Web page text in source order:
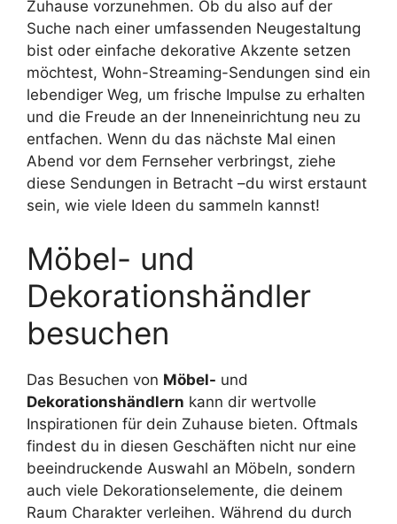
Zuhause vorzunehmen. Ob du also auf der
Suche nach einer umfassenden Neugestaltung
bist oder einfache dekorative Akzente setzen
möchtest, Wohn-Streaming-Sendungen sind ein
lebendiger Weg, um frische Impulse zu erhalten
und die Freude an der Inneneinrichtung neu zu
entfachen. Wenn du das nächste Mal einen
Abend vor dem Fernseher verbringst, ziehe
diese Sendungen in Betracht –du wirst erstaunt
sein, wie viele Ideen du sammeln kannst!
Möbel- und
Dekorationshändler
besuchen
Das Besuchen von Möbel- und
Dekorationshändlern kann dir wertvolle
Inspirationen für dein Zuhause bieten. Oftmals
findest du in diesen Geschäften nicht nur eine
beeindruckende Auswahl an Möbeln, sondern
auch viele Dekorationselemente, die deinem
Raum Charakter verleihen. Während du durch